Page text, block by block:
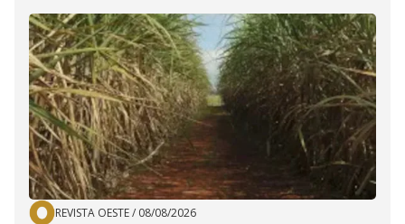
REVISTA OESTE/ 08/08/2026